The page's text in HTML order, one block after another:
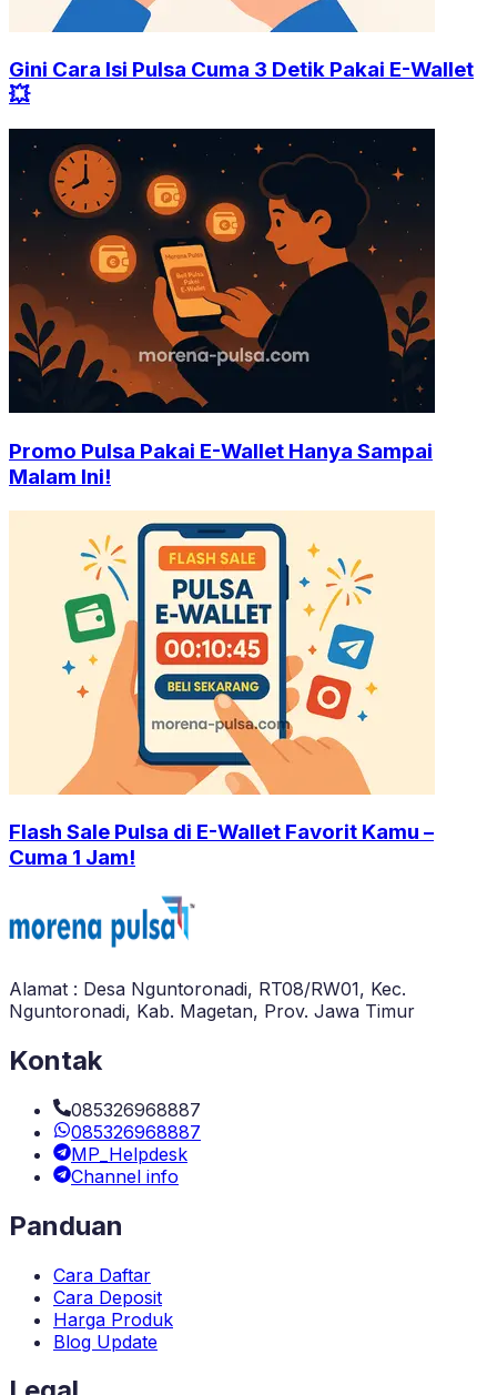
Gini Cara Isi Pulsa Cuma 3 Detik Pakai E-Wallet
💥
Promo Pulsa Pakai E-Wallet Hanya Sampai
Malam Ini!
Flash Sale Pulsa di E-Wallet Favorit Kamu –
Cuma 1 Jam!
Alamat : Desa Nguntoronadi, RT08/RW01, Kec.
Nguntoronadi, Kab. Magetan, Prov. Jawa Timur
Kontak
085326968887
085326968887
MP_Helpdesk
Channel info
Panduan
Cara Daftar
Cara Deposit
Harga Produk
Blog Update